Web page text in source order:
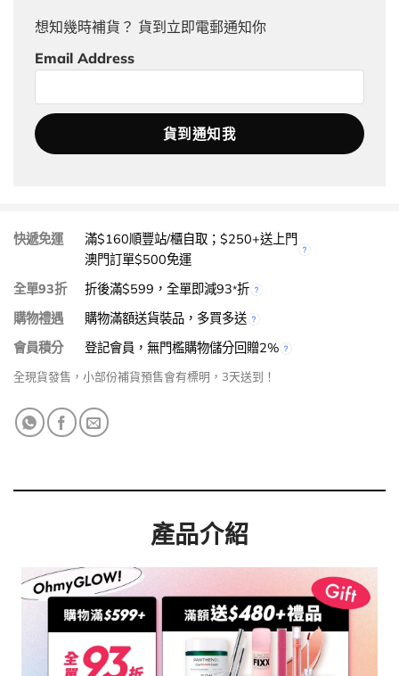
想知幾時補貨？ 貨到立即電郵通知你
Email Address
快遞免運
滿$160順豐站/櫃自取；$250+送上門
澳門訂單$500免運
全單93折
折後滿$599，全單即減93*折
購物禮遇
購物滿額送貨裝品，多買多送
會員積分
登記會員，無門檻購物儲分回贈2%
全現貨發售，小部份補貨預售會有標明，3天送到！
產品介紹